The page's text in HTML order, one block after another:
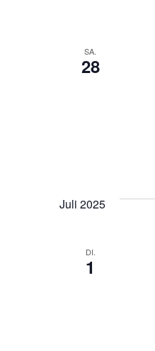
SA.
28
Juli 2025
DI.
1